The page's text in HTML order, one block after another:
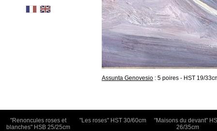
Assunta Genovesio : 5 poires - HST 19/
"Renoncules roses et
blanches" HSB 25/25cm
"Les roses" HST 30/60cm
"Maisons du devant"
26/35cm